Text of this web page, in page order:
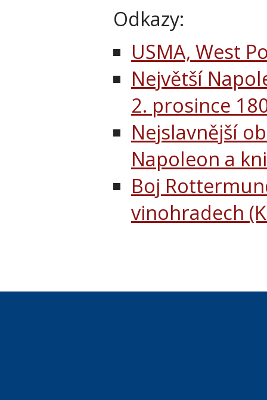
Odkazy:
USMA, West
Největší
2. prosince
Nejslavnější
Napoleon a
Boj
vinohradech